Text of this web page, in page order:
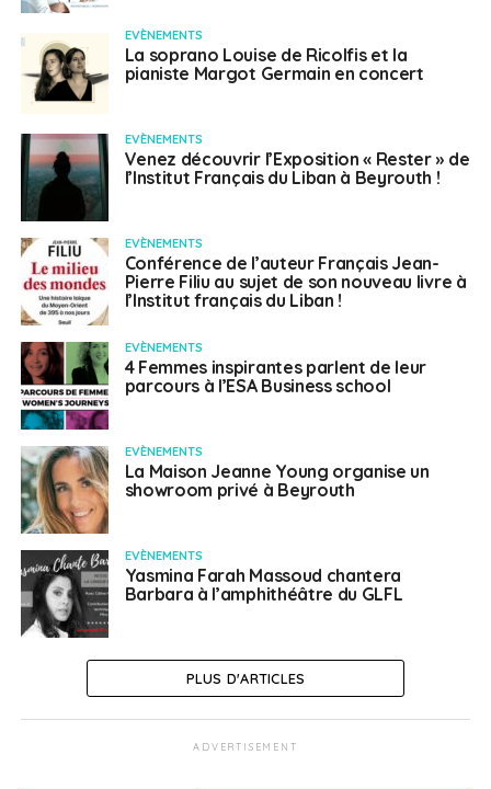
EVÈNEMENTS
La soprano Louise de Ricolfis et la
pianiste Margot Germain en concert
EVÈNEMENTS
Venez découvrir l’Exposition « Rester » de
l’Institut Français du Liban à Beyrouth !
EVÈNEMENTS
Conférence de l’auteur Français Jean-
Pierre Filiu au sujet de son nouveau livre à
l’Institut français du Liban !
EVÈNEMENTS
4 Femmes inspirantes parlent de leur
parcours à l’ESA Business school
EVÈNEMENTS
La Maison Jeanne Young organise un
showroom privé à Beyrouth
EVÈNEMENTS
Yasmina Farah Massoud chantera
Barbara à l’amphithéâtre du GLFL
PLUS D'ARTICLES
ADVERTISEMENT